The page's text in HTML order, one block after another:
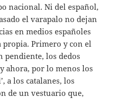
nacional. Ni del español,
el varapalo no dejan
en medios españoles
propia. Primero y con el
los dedos
ahora, por lo menos los
a los catalanes, los
de un vestuario que,